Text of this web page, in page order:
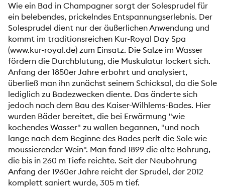
Wie ein Bad in Champagner sorgt der Solesprudel für
ein belebendes, prickelndes Entspannungserlebnis. Der
Solesprudel dient nur der äußerlichen Anwendung und
kommt im traditionsreichen Kur-Royal Day Spa
(www.kur-royal.de) zum Einsatz. Die Salze im Wasser
fördern die Durchblutung, die Muskulatur lockert sich.
Anfang der 1850er Jahre erbohrt und analysiert,
überließ man ihn zunächst seinem Schicksal, da die Sole
lediglich zu Badezwecken diente. Das änderte sich
jedoch nach dem Bau des Kaiser-Wilhlems-Bades. Hier
wurden Bäder bereitet, die bei Erwärmung "wie
kochendes Wasser" zu wallen begannen, "und noch
lange nach dem Beginne des Bades perlt die Sole wie
moussierender Wein". Man fand 1899 die alte Bohrung,
die bis in 260 m Tiefe reichte. Seit der Neubohrung
Anfang der 1960er Jahre reicht der Sprudel, der 2012
komplett saniert wurde, 305 m tief.